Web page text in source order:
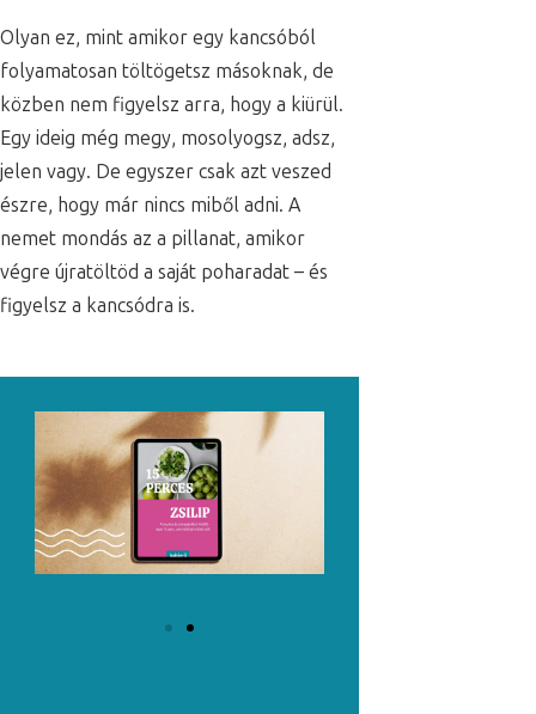
Olyan ez, mint amikor egy kancsóból
folyamatosan töltögetsz másoknak, de
közben nem figyelsz arra, hogy a kiürül.
Egy ideig még megy, mosolyogsz, adsz,
jelen vagy. De egyszer csak azt veszed
észre, hogy már nincs miből adni. A
nemet mondás az a pillanat, amikor
végre újratöltöd a saját poharadat – és
figyelsz a kancsódra is.